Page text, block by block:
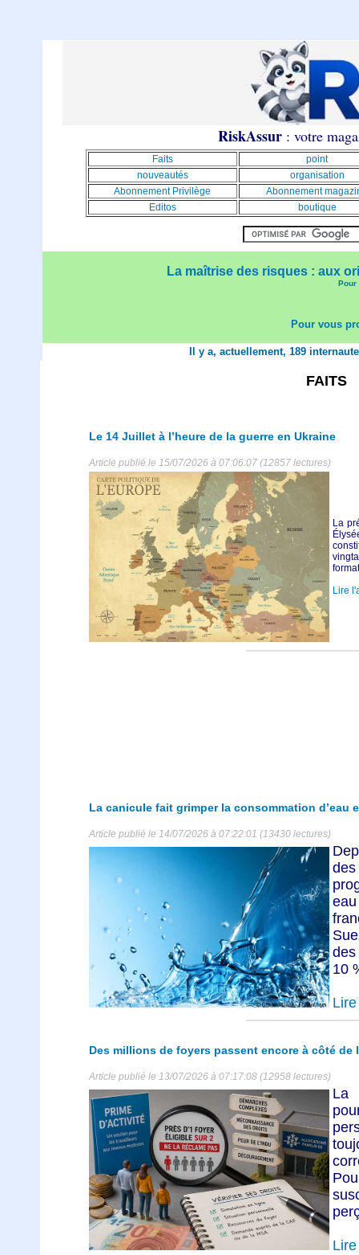
RiskAssur: votre
Faits
point
nouveautés
organisation
Abonnement Privilège
Abonnement
Editos
boutique
La maîtrise des risques : aux
Pour
Pour vous
Il y a, actuellement, 189
FAITS
Le 14 Juillet à l’heure de la guerre en Ukraine
Article publié le 15/07/2026 à 07:06:07 (12857 lectures)
La
Lire
La canicule fait grimper la consommation d’eau
Article publié le 14/07/2026 à 07:22:01 (13430 lectures)
10
Des millions de foyers passent encore à côté de
Article publié le 13/07/2026 à 07:17:08 (12958 lectures)
La